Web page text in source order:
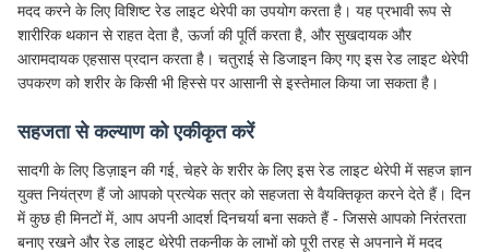
मदद करने के लिए विशिष्ट रेड लाइट थेरेपी का उपयोग करता है। यह प्रभावी रूप से
शारीरिक थकान से राहत देता है, ऊर्जा की पूर्ति करता है, और सुखदायक और
आरामदायक एहसास प्रदान करता है। चतुराई से डिजाइन किए गए इस रेड लाइट थेरेपी
उपकरण को शरीर के किसी भी हिस्से पर आसानी से इस्तेमाल किया जा सकता है।
सहजता से कल्याण को एकीकृत करें
सादगी के लिए डिज़ाइन की गई, चेहरे के शरीर के लिए इस रेड लाइट थेरेपी में सहज ज्ञान
युक्त नियंत्रण हैं जो आपको प्रत्येक सत्र को सहजता से वैयक्तिकृत करने देते हैं। दिन
में कुछ ही मिनटों में, आप अपनी आदर्श दिनचर्या बना सकते हैं - जिससे आपको निरंतरता
बनाए रखने और रेड लाइट थेरेपी तकनीक के लाभों को पूरी तरह से अपनाने में मदद